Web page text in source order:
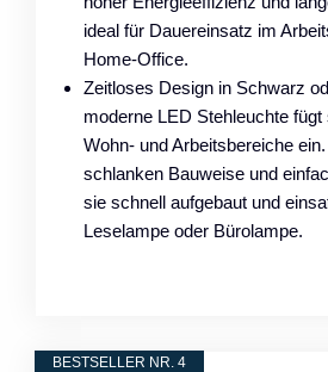
ideal für Dauereinsatz im
Home-Office.
Zeitloses Design in Schwarz
moderne LED Stehleuchte
Wohn- und Arbeitsbereiche
schlanken Bauweise und
sie schnell aufgebaut und
Leselampe oder Bürolampe.
BESTSELLER NR. 4